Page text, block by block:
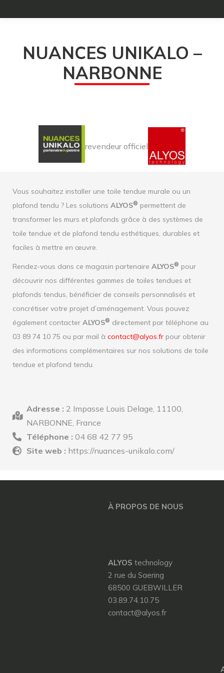
NUANCES UNIKALO –
NARBONNE
revendeur officiel
Vous souhaitez installer une toile tendue murale ou un
plafond tendu ? Les solutions ALYOS® permettent de
transformer les murs et plafonds grâce à des systèmes de
toile tendue et de plafond tendu esthétiques, durables et
faciles à mettre en œuvre.
Rendez-vous dans ce magasin partenaire ALYOS® pour
découvrir nos différentes gammes de toiles tendues et
plafonds tendus, bénéficier de conseils personnalisés et
concrétiser votre projet d’aménagement. Vous pouvez
également contacter ALYOS® directement par téléphone au
03 89 74 10 75 ou par mail à contact@alyos.fr pour obtenir
des informations complémentaires sur nos solutions de toile
tendue et plafond tendu.
Adresse : 2 Impasse Louis Delage, 11100,
NARBONNE, France
Téléphone : 04 68 42 77 95
Site web : https://nuances-unikalo.com/
À PROPOS DE NOUS
ALYOS technology
2 rue du Saering
68500 GUEBWILLER
03.89.74.10.75
contact@alyos.fr